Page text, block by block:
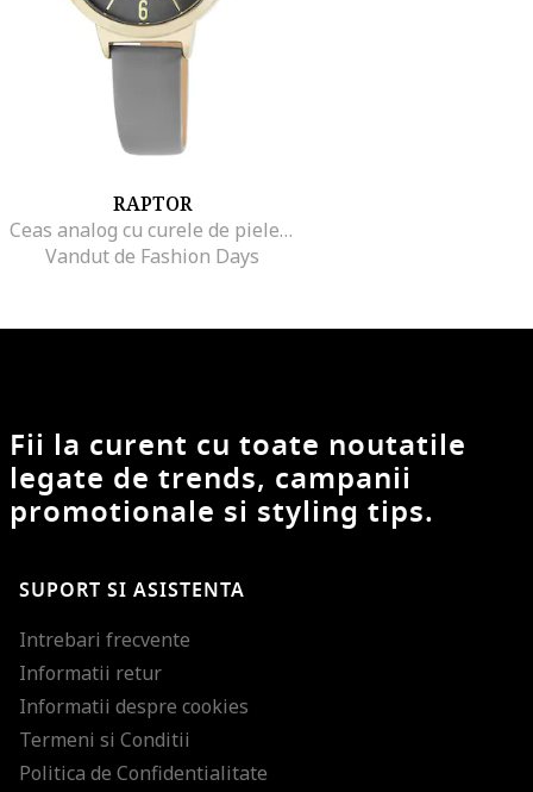
RAPTOR
Ceas analog cu curele de piele, Gri
Vandut de Fashion Days
Fii la curent cu toate noutatile
legate de trends, campanii
promotionale si styling tips.
SUPORT SI ASISTENTA
Intrebari frecvente
Informatii retur
Informatii despre cookies
Termeni si Conditii
Politica de Confidentialitate